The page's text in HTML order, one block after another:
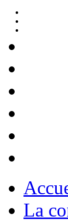
La